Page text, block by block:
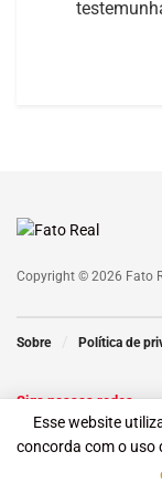
Copyright © 2026 Fato
Sobre Política de
Siga nossas redes
Esse website
concorda com o uso